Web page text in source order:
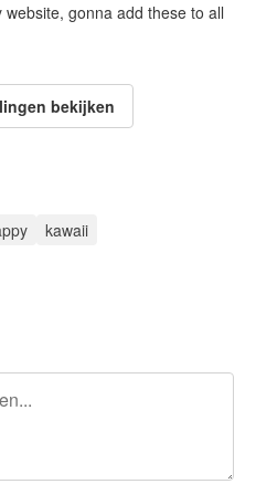
gonna add these to all
bekijken
kawaii